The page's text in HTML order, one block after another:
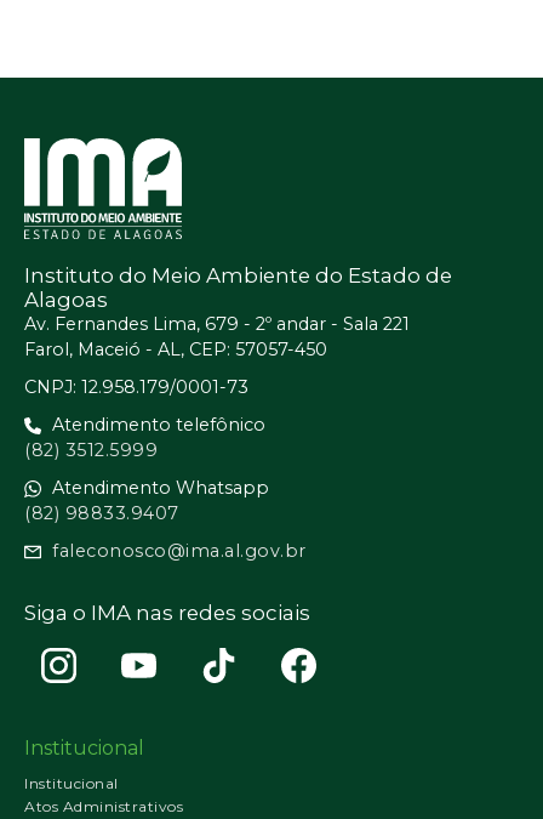
Instituto do Meio Ambiente do Estado de
Alagoas
Av. Fernandes Lima, 679 - 2º andar - Sala 221
Farol, Maceió - AL, CEP: 57057-450
CNPJ: 12.958.179/0001-73
Atendimento telefônico
(82) 3512.5999
Atendimento Whatsapp
(82) 98833.9407
faleconosco@ima.al.gov.br
Siga o IMA nas redes sociais
Institucional
Institucional
Atos Administrativos